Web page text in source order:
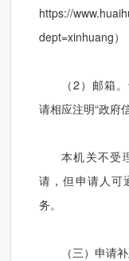
https://
dept=xinhuang）
（2）邮箱
请相应注明“政府
本机关不受
请，但申请人可
务。
（三）申请